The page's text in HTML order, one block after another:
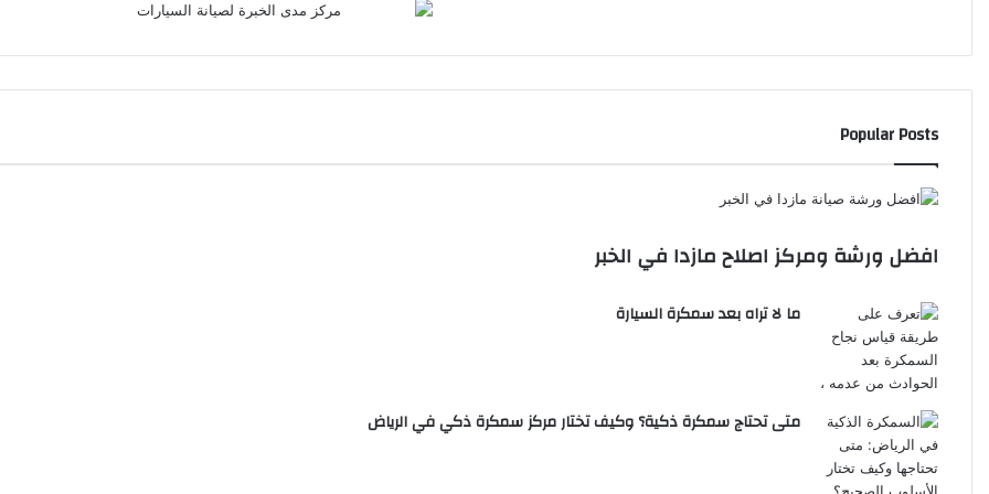
Popular Posts
افضل ورشة ومركز اصلاح مازدا في الخبر
ما لا تراه بعد سمكرة السيارة
متى تحتاج سمكرة ذكية؟ وكيف تختار مركز سمكرة ذكي في الرياض